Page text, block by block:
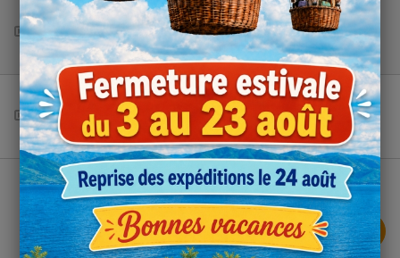
8
100
Total (HT) :--
16
100
Total (HT) :--
0 products, total (HT) : --
 AJOUTER AU PANIER